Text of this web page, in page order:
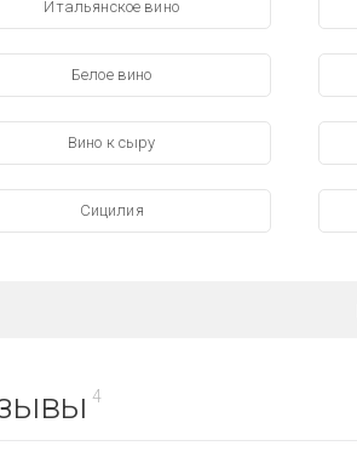
Итальянское вино
Белое вино
Вино к сыру
Сицилия
4